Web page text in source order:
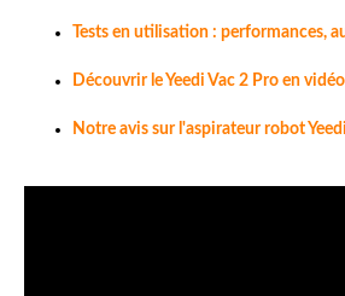
Tests en utilisation : performances,
Découvrir le Yeedi Vac 2 Pro en vidéo
Notre avis sur l'aspirateur robot